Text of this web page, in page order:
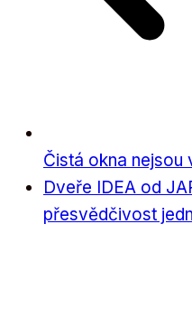
Čistá okna nejsou
Dveře IDEA od
přesvědčivost